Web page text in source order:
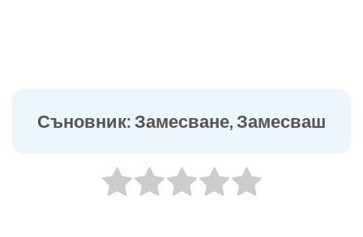
Съновник: Замесване, Замесваш